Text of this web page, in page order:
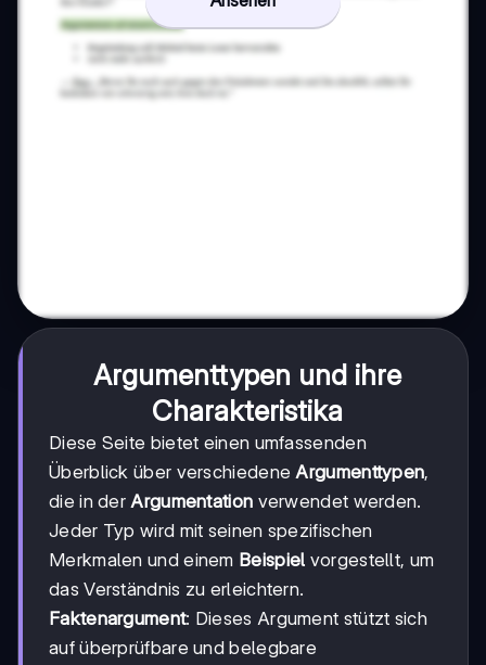
Argumenttypen und ihre
Charakteristika
Diese Seite bietet einen umfassenden
Überblick über verschiedeneArgumenttypen,
die in derArgumentation verwendet werden.
Jeder Typ wird mit seinen spezifischen
Merkmalen und einem Beispiel vorgestellt, um
das Verständnis zu erleichtern.
Faktenargument: Dieses Argument stützt sich
auf überprüfbare und belegbare